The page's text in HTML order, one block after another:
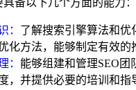
备以下几个方面的能力：
： 了解搜索引擎算法和优
化方法，能够制定有效的
： 能够组建和管理SEO团
，并提供必要的培训和指